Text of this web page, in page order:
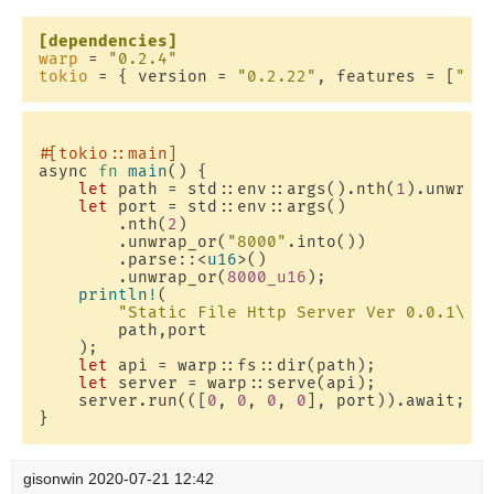
[dependencies]
warp =
"0.2.4"
tokio = { version = "0.2.22" , features = [
#[tokio::main]
async fn main() {
let path = std::env::args().nth( 1
let port = std::env::args()
        .nth(
2 )
        .unwrap_or(
"8000" .into())
        .parse::<
u16>()
        .unwrap_or(
8000_u16 );
println! (
"Static File Http Server Ver
        path,port
    );
let api = warp::fs::dir(path);
let server = warp::serve(api);
    server.run(([
0 , 0 , 0 , 0 ], port)).await;
gisonwin 2020-07-21 12:42